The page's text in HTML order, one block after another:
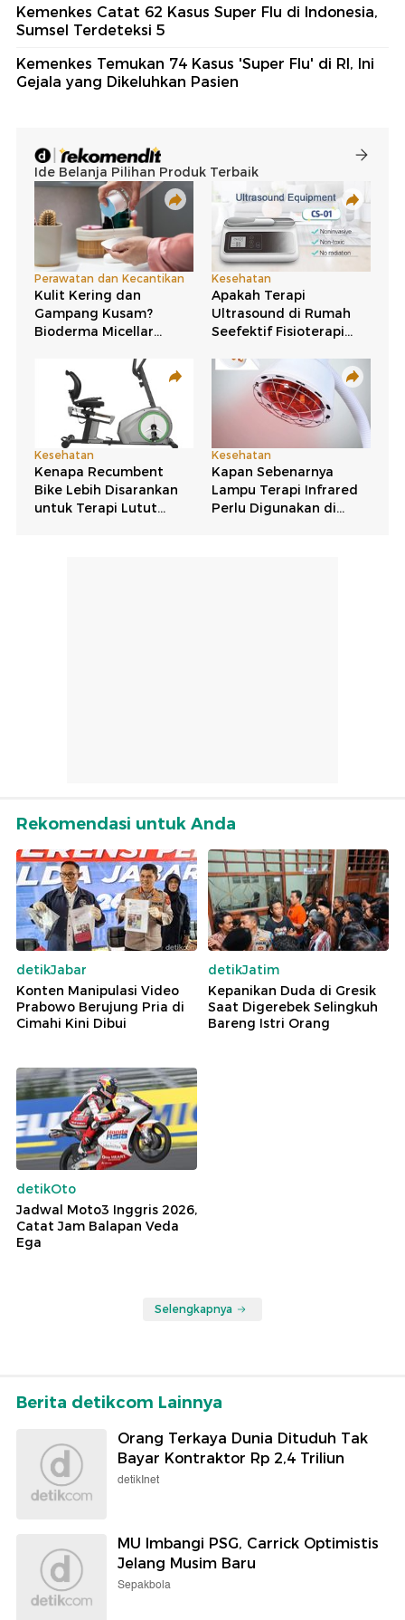
Kemenkes Catat 62 Kasus Super Flu di Indonesia,
Sumsel Terdeteksi 5
Kemenkes Temukan 74 Kasus 'Super Flu' di RI, Ini
Gejala yang Dikeluhkan Pasien
Rekomendasi untuk Anda
detikJabar
Konten Manipulasi Video
Prabowo Berujung Pria di
Cimahi Kini Dibui
detikJatim
Kepanikan Duda di Gresik
Saat Digerebek Selingkuh
Bareng Istri Orang
detikOto
Jadwal Moto3 Inggris 2026,
Catat Jam Balapan Veda
Ega
Selengkapnya
Berita detikcom Lainnya
Orang Terkaya Dunia Dituduh Tak
Bayar Kontraktor Rp 2,4 Triliun
detikInet
MU Imbangi PSG, Carrick Optimistis
Jelang Musim Baru
Sepakbola